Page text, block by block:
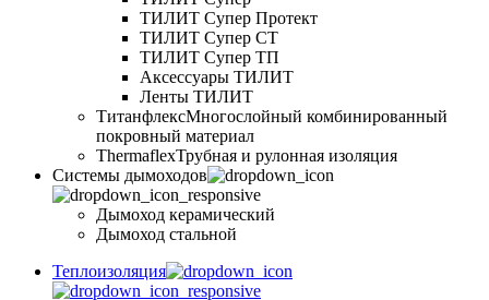
ТИЛИТ Супер Протект
ТИЛИТ Супер СТ
ТИЛИТ Супер ТП
Аксессуары ТИЛИТ
Ленты ТИЛИТ
ТитанфлексМногослойный комбинированный
покровный материал
ThermaflexТрубная и рулонная изоляция
Cистемы дымоходов
Дымоход керамический
Дымоход стальной
Теплоизоляция